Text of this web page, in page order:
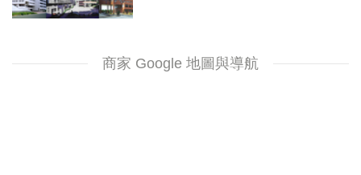
商家 Google 地圖與導航